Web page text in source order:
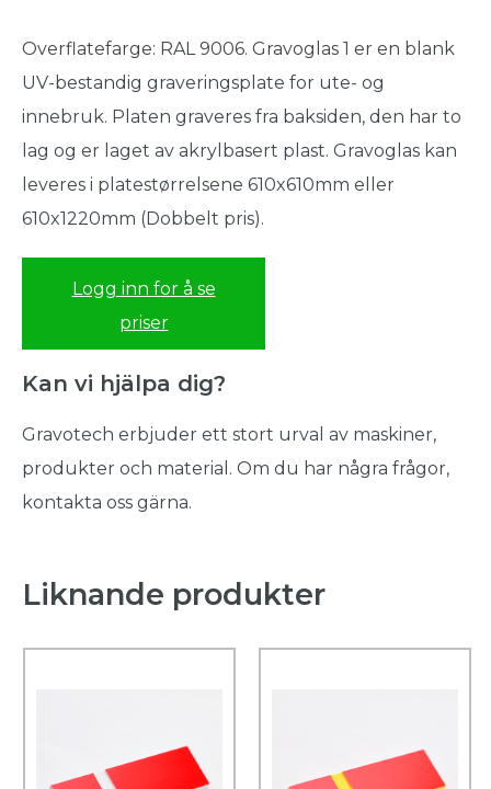
Overflatefarge: RAL 9006. Gravoglas 1 er en blank
UV-bestandig graveringsplate for ute- og
innebruk. Platen graveres fra baksiden, den har to
lag og er laget av akrylbasert plast. Gravoglas kan
leveres i platestørrelsene 610x610mm eller
610x1220mm (Dobbelt pris).
Logg inn for å se
priser
Kan vi hjälpa dig?
Gravotech erbjuder ett stort urval av maskiner,
produkter och material. Om du har några frågor,
kontakta oss gärna.
Liknande produkter